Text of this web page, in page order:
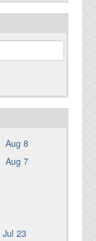
Aug 8
Aug 7
Jul 23